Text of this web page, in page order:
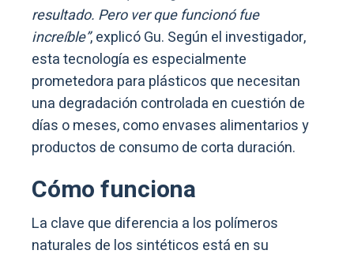
resultado. Pero ver que funcionó fue
increíble”, explicó Gu. Según el investigador,
esta tecnología es especialmente
prometedora para plásticos que necesitan
una degradación controlada en cuestión de
días o meses, como envases alimentarios y
productos de consumo de corta duración.
Cómo funciona
La clave que diferencia a los polímeros
naturales de los sintéticos está en su